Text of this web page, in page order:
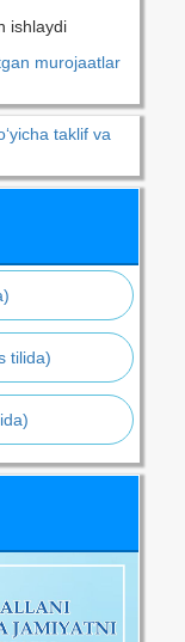
ishlaydi
murojaatlar
taklif va
tilida)